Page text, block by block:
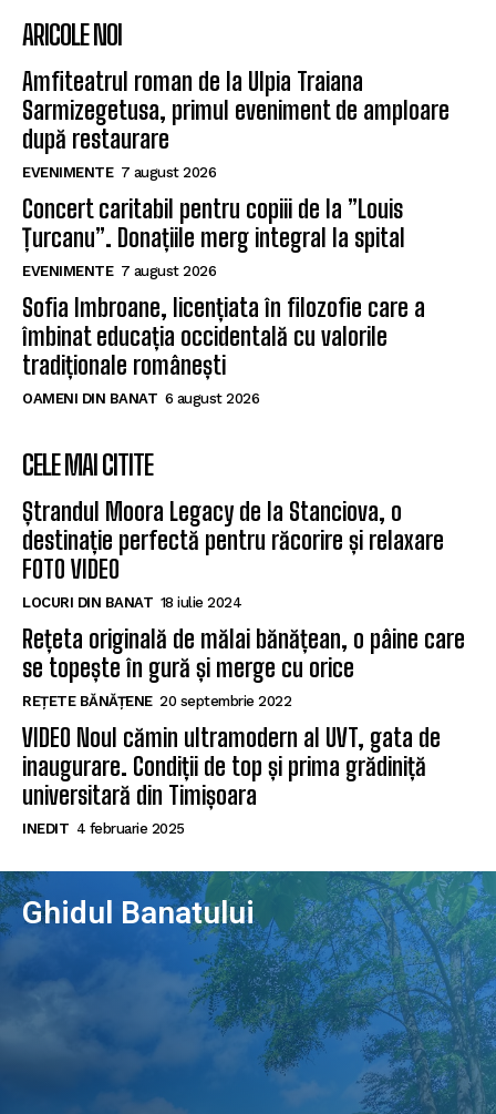
ARICOLE NOI
Amfiteatrul roman de la Ulpia Traiana
Sarmizegetusa, primul eveniment de amploare
după restaurare
EVENIMENTE 7 august 2026
Concert caritabil pentru copiii de la ”Louis
Țurcanu”. Donațiile merg integral la spital
EVENIMENTE 7 august 2026
Sofia Imbroane, licențiata în filozofie care a
îmbinat educația occidentală cu valorile
tradiționale românești
OAMENI DIN BANAT 6 august 2026
CELE MAI CITITE
Ștrandul Moora Legacy de la Stanciova, o
destinație perfectă pentru răcorire și relaxare
FOTO VIDEO
LOCURI DIN BANAT 18 iulie 2024
Rețeta originală de mălai bănățean, o pâine care
se topește în gură și merge cu orice
REȚETE BĂNĂȚENE 20 septembrie 2022
VIDEO Noul cămin ultramodern al UVT, gata de
inaugurare. Condiții de top și prima grădiniță
universitară din Timișoara
INEDIT 4 februarie 2025
Ghidul Banatului